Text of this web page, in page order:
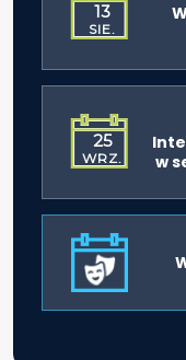
13
SIE.
25
WRZ.
w